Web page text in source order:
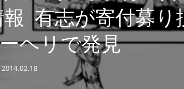
有志が寄付募り
ヘリで発見
2014.02.18